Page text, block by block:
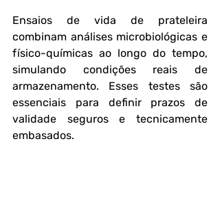
Ensaios de vida de prateleira
combinam análises microbiológicas e
físico-químicas ao longo do tempo,
simulando condições reais de
armazenamento. Esses testes são
essenciais para definir prazos de
validade seguros e tecnicamente
embasados.